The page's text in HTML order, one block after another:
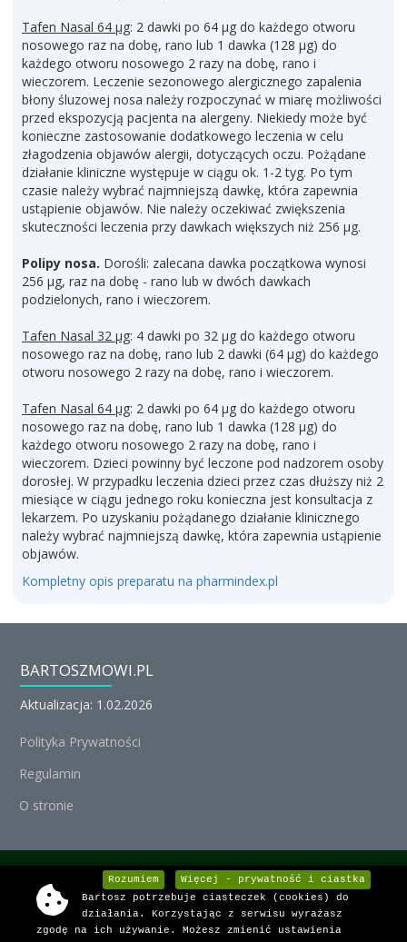
Tafen Nasal 64 µg: 2 dawki po 64 µg do każdego otworu
nosowego raz na dobę, rano lub 1 dawka (128 µg) do
każdego otworu nosowego 2 razy na dobę, rano i
wieczorem. Leczenie sezonowego alergicznego zapalenia
błony śluzowej nosa należy rozpoczynać w miarę możliwości
przed ekspozycją pacjenta na alergeny. Niekiedy może być
konieczne zastosowanie dodatkowego leczenia w celu
złagodzenia objawów alergii, dotyczących oczu. Pożądane
działanie kliniczne występuje w ciągu ok. 1-2 tyg. Po tym
czasie należy wybrać najmniejszą dawkę, która zapewnia
ustąpienie objawów. Nie należy oczekiwać zwiększenia
skuteczności leczenia przy dawkach większych niż 256 µg.
Polipy nosa. Dorośli: zalecana dawka początkowa wynosi
256 µg, raz na dobę - rano lub w dwóch dawkach
podzielonych, rano i wieczorem.
Tafen Nasal 32 µg: 4 dawki po 32 µg do każdego otworu
nosowego raz na dobę, rano lub 2 dawki (64 µg) do każdego
otworu nosowego 2 razy na dobę, rano i wieczorem.
Tafen Nasal 64 µg: 2 dawki po 64 µg do każdego otworu
nosowego raz na dobę, rano lub 1 dawka (128 µg) do
każdego otworu nosowego 2 razy na dobę, rano i
wieczorem. Dzieci powinny być leczone pod nadzorem osoby
dorosłej. W przypadku leczenia dzieci przez czas dłuższy niż 2
miesiące w ciągu jednego roku konieczna jest konsultacja z
lekarzem. Po uzyskaniu pożądanego działanie klinicznego
należy wybrać najmniejszą dawkę, która zapewnia ustąpienie
objawów.
Kompletny opis preparatu na pharmindex.pl
BARTOSZMOWI.PL
Aktualizacja: 1.02.2026
Polityka Prywatności
Regulamin
O stronie
© Michał Nedoszytko 2026, Wszystkie prawa zastrzeżone.
Informacje o lekach dostarcza:
Rozumiem
Więcej - prywatność i ciastka
Bartosz potrzebuje ciasteczek (cookies) do
działania. Korzystając z serwisu wyrażasz
zgodę na ich używanie. Możesz zmienić ustawienia